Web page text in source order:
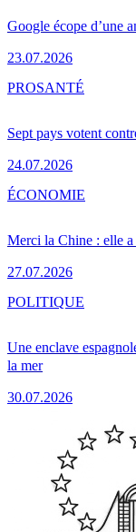
Google écope d’une
23.07.2026
Sept pays votent
24.07.2026
PROSANTÉ
Merci la Chine : elle a
27.07.2026
ÉCONOMIE
Une enclave
la mer
30.07.2026
POLITIQUE